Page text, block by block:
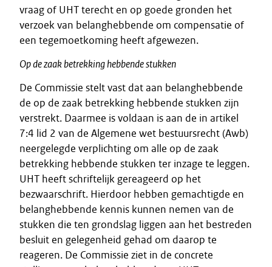
vraag of UHT terecht en op goede gronden het
verzoek van belanghebbende om compensatie of
een tegemoetkoming heeft afgewezen.
Op de zaak betrekking hebbende stukken
De Commissie stelt vast dat aan belanghebbende
de op de zaak betrekking hebbende stukken zijn
verstrekt. Daarmee is voldaan is aan de in artikel
7:4 lid 2 van de Algemene wet bestuursrecht (Awb)
neergelegde verplichting om alle op de zaak
betrekking hebbende stukken ter inzage te leggen.
UHT heeft schriftelijk gereageerd op het
bezwaarschrift. Hierdoor hebben gemachtigde en
belanghebbende kennis kunnen nemen van de
stukken die ten grondslag liggen aan het bestreden
besluit en gelegenheid gehad om daarop te
reageren. De Commissie ziet in de concrete